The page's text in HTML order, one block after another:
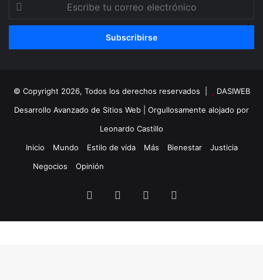
correo
© Copyright 2026, Todos los derechos reservados |
DASIWEB
Desarrollo Avanzado de Sitios Web | Orgullosamente alojado por
Leonardo Castillo
Inicio
Mundo Estilo de vida Más Bienestar
Justicia
Negocios
Opinión
Facebook YouTube